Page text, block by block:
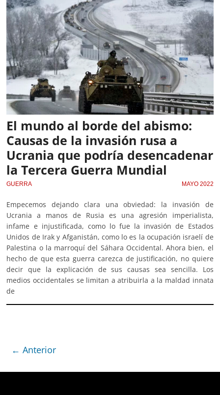
El mundo al borde del abismo:
Causas de la invasión rusa a
Ucrania que podría desencadenar
la Tercera Guerra Mundial
GUERRA MAYO 2022
Empecemos dejando clara una obviedad: la invasión de
Ucrania a manos de Rusia es una agresión imperialista,
infame e injustificada, como lo fue la invasión de Estados
Unidos de Irak y Afganistán, como lo es la ocupación israelí de
Palestina o la marroquí del Sáhara Occidental. Ahora bien, el
hecho de que esta guerra carezca de justificación, no quiere
decir que la explicación de sus causas sea sencilla. Los
medios occidentales se limitan a atribuirla a la maldad innata
de
← Anterior